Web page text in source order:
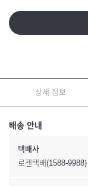
상세 정보
배송 안내
택배사
로젠택배(1588-